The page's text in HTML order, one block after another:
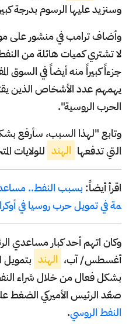
وسنزيد عليها الرسوم بدرجة
وأضاف ترامب في منشور على
لا تشتري كميات هائلة من
جزءاً كبيراً منه أيضاً في السوق
يهمهم عدد الأشخاص الذين
الحرب الروسية".
وتابع "لهذا السبب، سأرفع
التي تدفعها الهند للولايات
اقرأ أيضاً:بسبب النفط..
مة في تمويل حرب روسيا في
أغسطس/ آب، الهند بتمويل
بشكل فعال من خلال شراء
صعّد الرئيس الأميركي الضغط
النفط الروسي.